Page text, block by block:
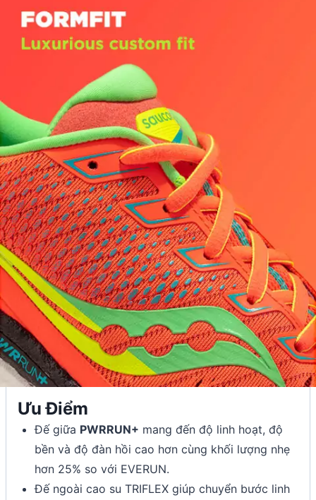
Ưu Điểm
Đế giữa PWRRUN+ mang đến độ linh hoạt, độ
bền và độ đàn hồi cao hơn cùng khối lượng nhẹ
hơn 25% so với EVERUN.
Đế ngoài cao su TRIFLEX giúp chuyển bước linh